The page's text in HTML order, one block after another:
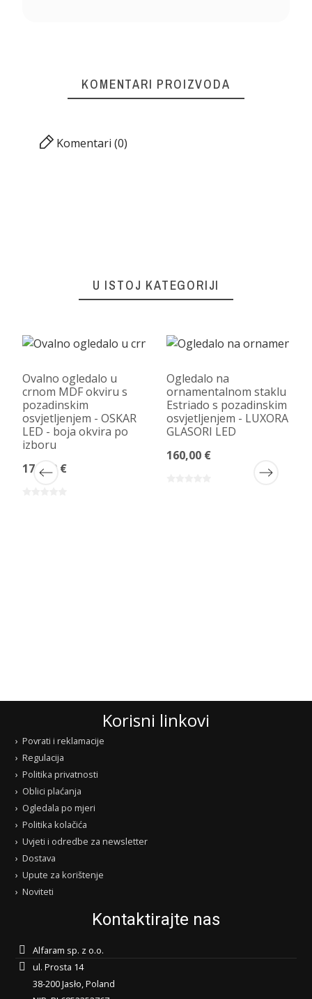
KOMENTARI PROIZVODA
Komentari (0)
U ISTOJ KATEGORIJI
Ovalno ogledalo u
crnom MDF okviru s
pozadinskim
osvjetljenjem - OSKAR
LED - boja okvira po
izboru
170,00 €
Ogledalo na
ornamentalnom staklu
Estriado s pozadinskim
osvjetljenjem - LUXORA
GLASORI LED
160,00 €
Korisni linkovi
Povrati i reklamacije
Regulacija
Politika privatnosti
Oblici plaćanja
Ogledala po mjeri
Politika kolačića
Uvjeti i odredbe za newsletter
Dostava
Upute za korištenje
Noviteti
Kontaktirajte nas
Alfaram sp. z o.o.
ul. Prosta 14
38-200 Jasło, Poland